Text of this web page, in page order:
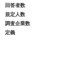
回答者数
規定人数
調査企業数
定義